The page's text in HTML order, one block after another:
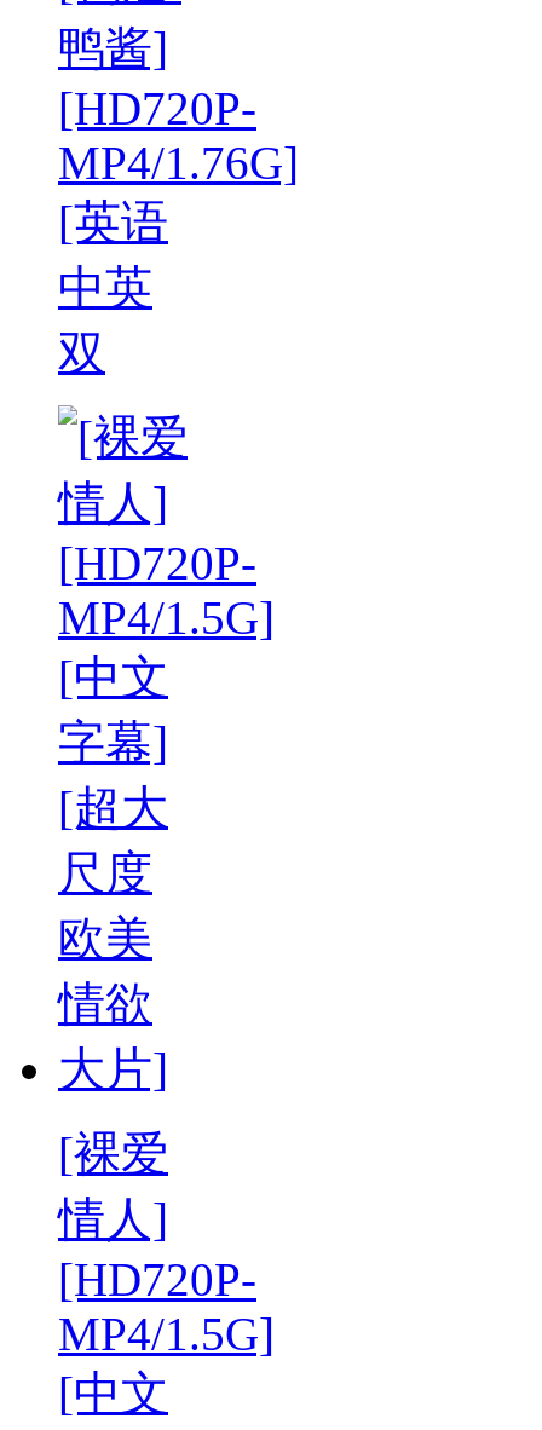
鸭酱]
[HD720P-
MP4/1.76G]
[英语
中英
双
[裸爱
情人]
[HD720P-
MP4/1.5G]
[中文